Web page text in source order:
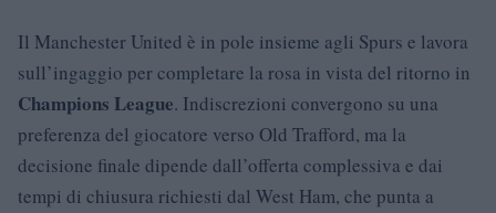
Il Manchester United è in pole insieme agli Spurs e lavora
sull’ingaggio per completare la rosa in vista del ritorno in
Champions League. Indiscrezioni convergono su una
preferenza del giocatore verso Old Trafford, ma la
decisione finale dipende dall’offerta complessiva e dai
tempi di chiusura richiesti dal West Ham, che punta a